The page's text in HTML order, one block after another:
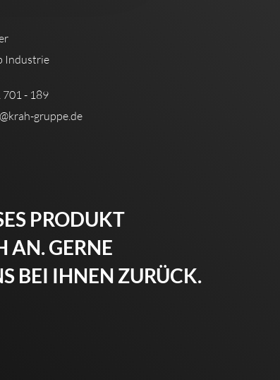
Industrie
- 189
gruppe.de
PRODUKT
AN. GERNE
BEI IHNEN ZURÜCK.